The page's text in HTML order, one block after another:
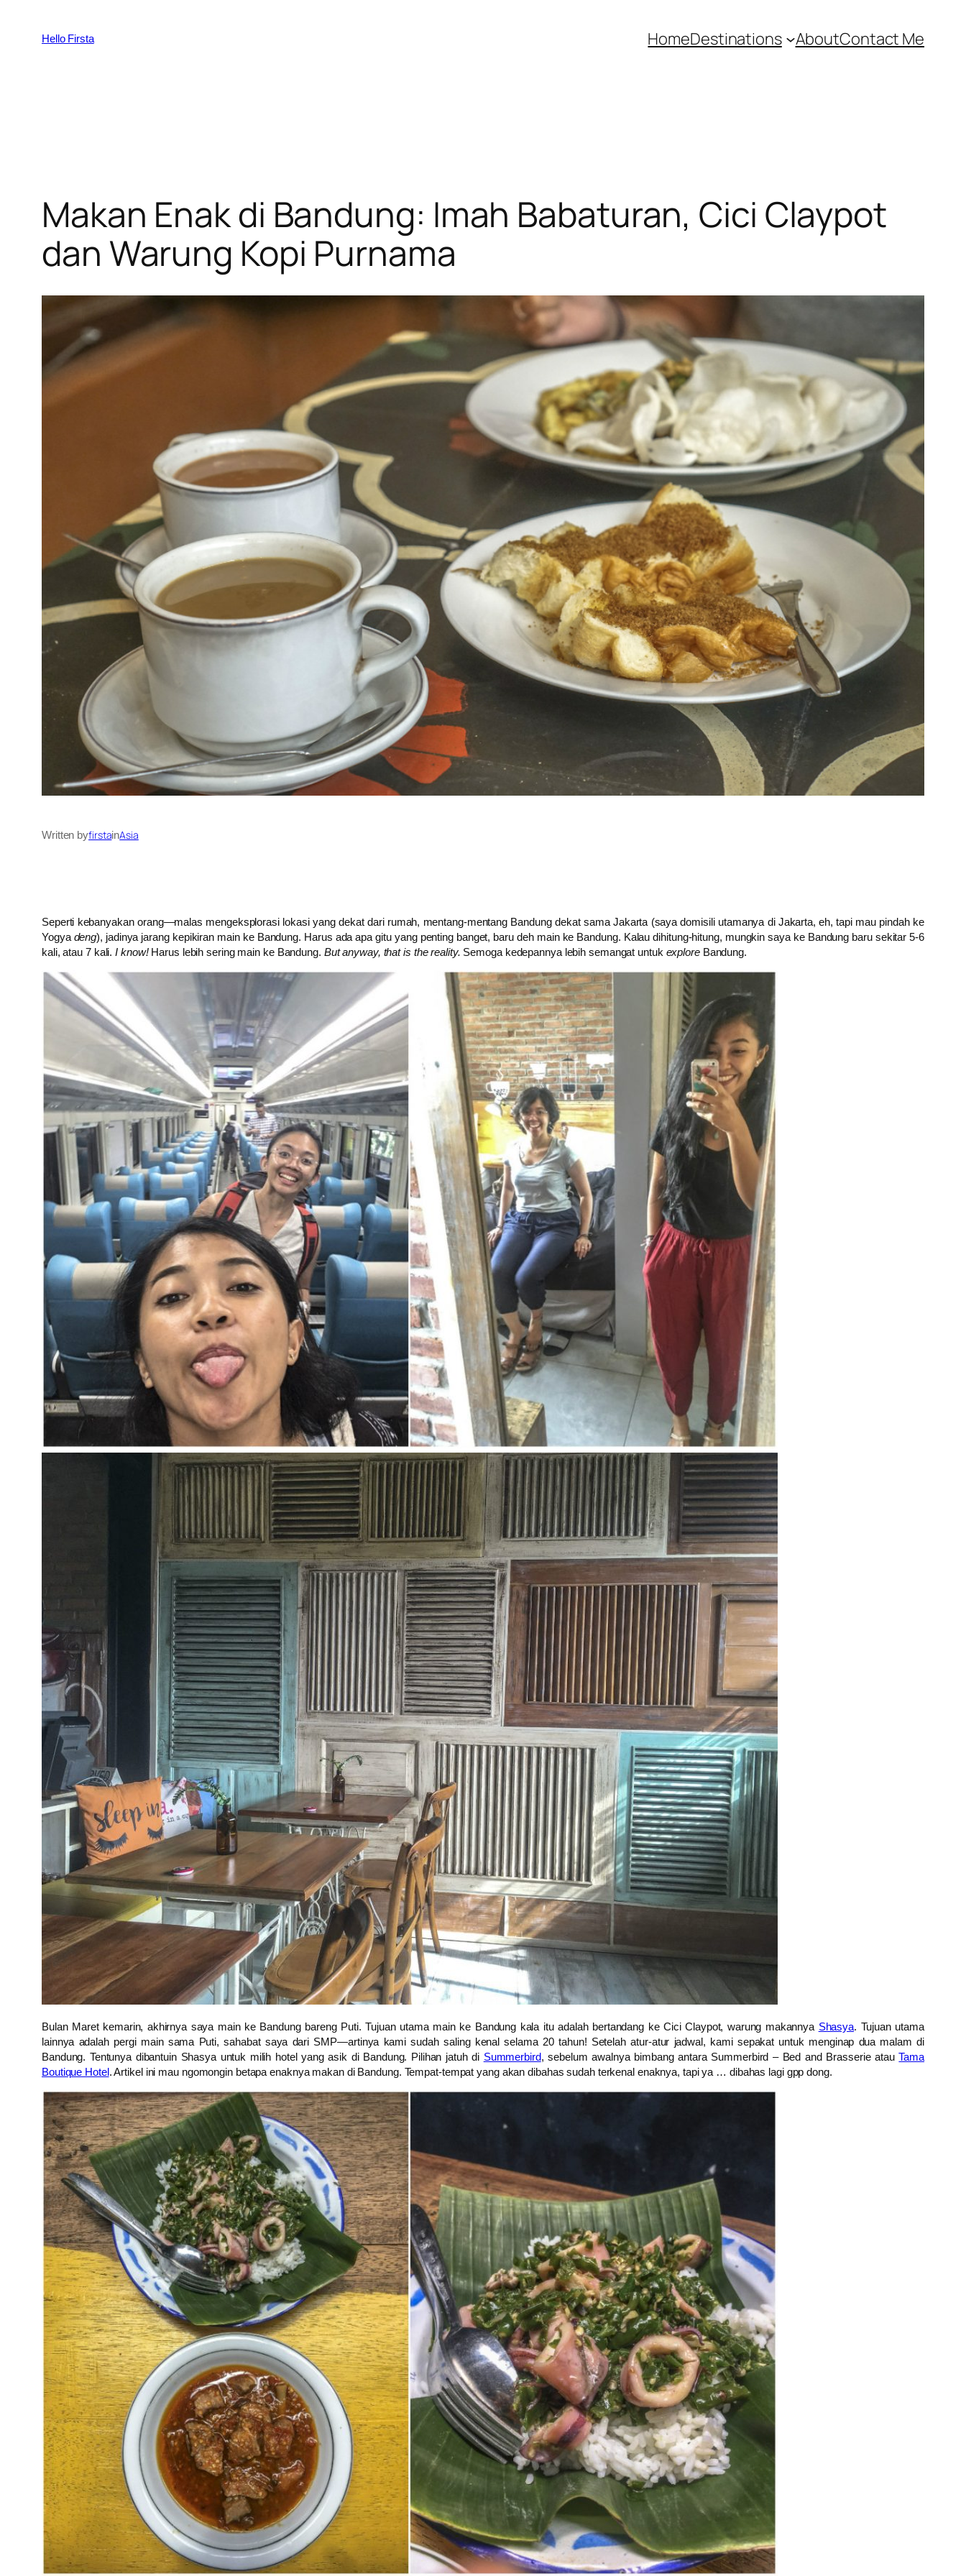
Hello Firsta HomeDestinations AboutContact Me
Makan Enak di Bandung: Imah Babaturan, Cici Claypot
dan Warung Kopi Purnama
Written byfirstainAsia
Seperti kebanyakan orang—malas mengeksplorasi lokasi yang dekat dari rumah, mentang-mentang Bandung dekat sama Jakarta (saya domisili utamanya di Jakarta, eh, tapi mau pindah ke
Yogya deng), jadinya jarang kepikiran main ke Bandung. Harus ada apa gitu yang penting banget, baru deh main ke Bandung. Kalau dihitung-hitung, mungkin saya ke Bandung baru sekitar 5-6
kali, atau 7 kali.I know!Harus lebih sering main ke Bandung. But anyway, that is the reality. Semoga kedepannya lebih semangat untuk exploreBandung.
Bulan Maret kemarin, akhirnya saya main ke Bandung bareng Puti. Tujuan utama main ke Bandung kala itu adalah bertandang ke Cici Claypot, warung makannya Shasya. Tujuan utama
lainnya adalah pergi main sama Puti, sahabat saya dari SMP—artinya kami sudah saling kenal selama 20 tahun! Setelah atur-atur jadwal, kami sepakat untuk menginap dua malam di
Bandung. Tentunya dibantuin Shasya untuk milih hotel yang asik di Bandung. Pilihan jatuh di Summerbird, sebelum awalnya bimbang antara Summerbird – Bed and Brasserie atauTama
Boutique Hotel. Artikel ini mau ngomongin betapa enaknya makan di Bandung. Tempat-tempat yang akan dibahas sudah terkenal enaknya, tapi ya … dibahas lagi gpp dong.